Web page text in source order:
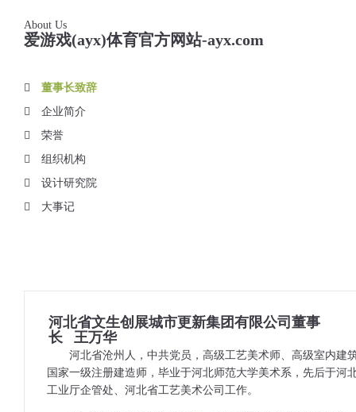
About Us
爱游戏(ayx)体育官方网站-ayx.com
董事长致辞
企业简介
荣誉
组织机构
设计研究院
大事记
河北省文生创展城市更新集团有限公司董事
长 王万华
河北省沧州人，中共党员，高级工艺美术师、高级室内建
国家一级注册建造师，毕业于河北师范大学美术系，先后于河
工业厅企管处、河北省工艺美术公司工作。